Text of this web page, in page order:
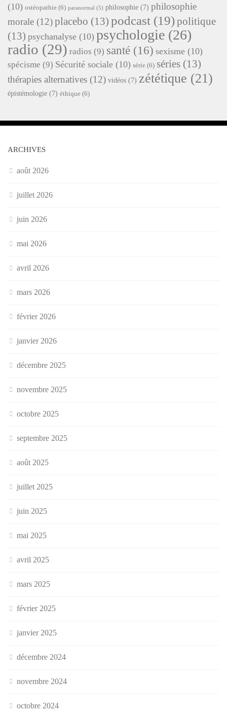
(10) ostéopathie (6) paranormal (5) philosophie (7) philosophie
morale (12)placebo (13) podcast (19)politique
(13) psychanalyse (10) psychologie (26)
radio (29) radios (9) santé (16) sexisme (10)
spécisme (9) Sécurité sociale (10) série (6) séries (13)
thérapies alternatives (12) vidéos (7) zététique (21)
épistémologie (7) éthique (6)
ARCHIVES
août 2026
juillet 2026
juin 2026
mai 2026
avril 2026
mars 2026
février 2026
janvier 2026
décembre 2025
novembre 2025
octobre 2025
septembre 2025
août 2025
juillet 2025
juin 2025
mai 2025
avril 2025
mars 2025
février 2025
janvier 2025
décembre 2024
novembre 2024
octobre 2024